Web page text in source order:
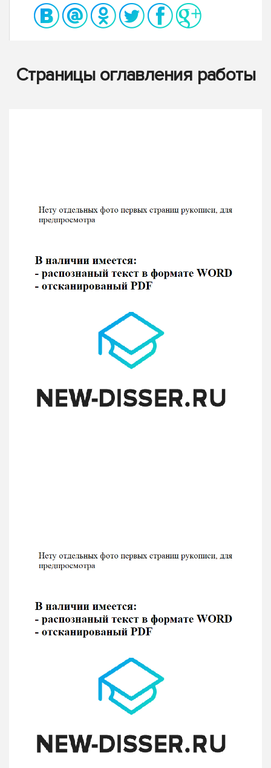
Страницы оглавления работы